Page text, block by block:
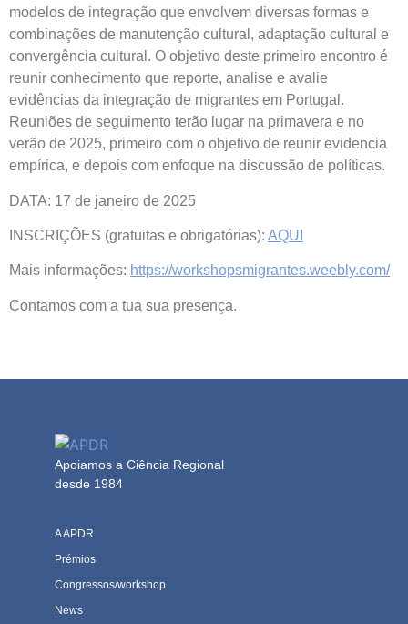
modelos de integração que envolvem diversas formas e
combinações de manutenção cultural, adaptação cultural e
convergência cultural. O objetivo deste primeiro encontro é
reunir conhecimento que reporte, analise e avalie
evidências da integração de migrantes em Portugal.
Reuniões de seguimento terão lugar na primavera e no
verão de 2025, primeiro com o objetivo de reunir evidencia
empírica, e depois com enfoque na discussão de políticas.
DATA: 17 de janeiro de 2025
INSCRIÇÕES (gratuitas e obrigatórias): AQUI
Mais informações: https://workshopsmigrantes.weebly.com/
Contamos com a tua sua presença.
Apoiamos a Ciência Regional
desde 1984
A APDR
Prémios
Congressos/workshop
News